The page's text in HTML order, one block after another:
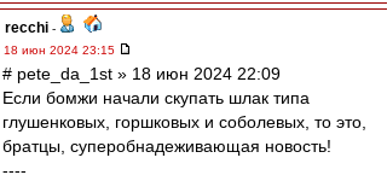
recchi -
18 июн 2024 23:15
# pete_da_1st » 18 июн 2024 22:09
Если бомжи начали скупать шлак типа
глушенковых, горшковых и соболевых, то это,
братцы, суперобнадеживающая новость!
----